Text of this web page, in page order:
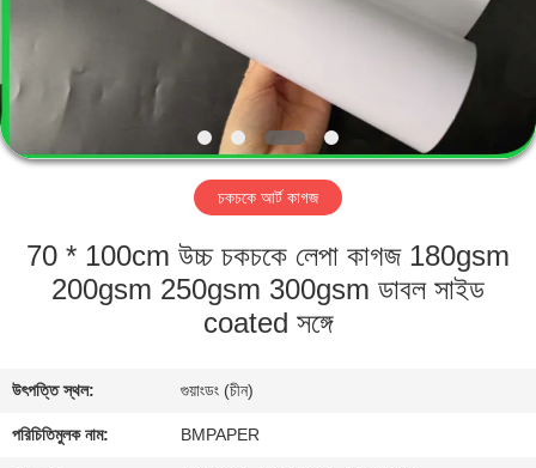
সম্পর্কে
কারখানা
যোগাযোগ
করুন
চকচকে আর্ট কাগজ
70 * 100cm উচ্চ চকচকে লেপা কাগজ 180gsm
200gsm 250gsm 300gsm ডাবল সাইড
coated সঙ্গে
উৎপত্তি স্থল: গুয়াংডং (চীন)
পরিচিতিমুলক নাম: BMPAPER